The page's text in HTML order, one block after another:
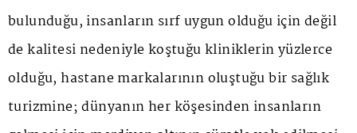
bulunduğu, insanların sırf uygun olduğu için değil
de kalitesi nedeniyle koştuğu kliniklerin yüzlerce
olduğu, hastane markalarının oluştuğu bir sağlık
turizmine; dünyanın her köşesinden insanların